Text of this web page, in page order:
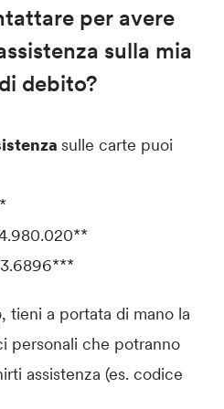
per avere
sulla mia
debito?
sulle carte puoi
tieni a portata di mano la
personali che potranno
assistenza (es. codice